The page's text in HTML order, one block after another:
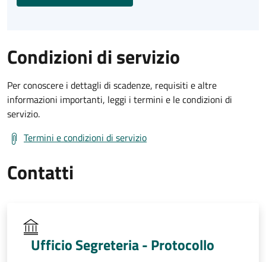
Condizioni di servizio
Per conoscere i dettagli di scadenze, requisiti e altre
informazioni importanti, leggi i termini e le condizioni di
servizio.
Termini e condizioni di servizio
Contatti
Ufficio Segreteria - Protocollo